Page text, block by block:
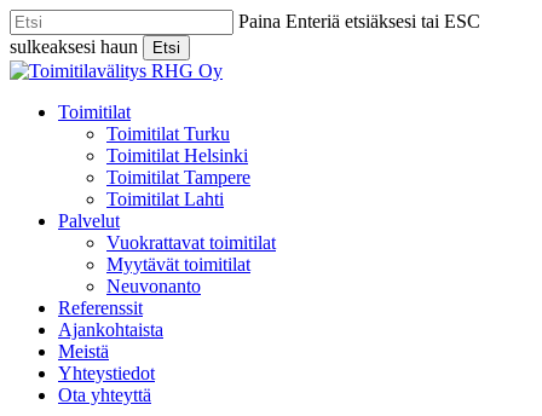
Skip
to
main
content
Paina Enteriä etsiäksesi tai ESC
sulkeaksesi haun
Etsi
Close
Menu
Toimitilat
Toimitilat Turku
Toimitilat Helsinki
Toimitilat Tampere
Toimitilat Lahti
Palvelut
Vuokrattavat toimitilat
Myytävät toimitilat
Neuvonanto
Referenssit
Ajankohtaista
Meistä
Yhteystiedot
Ota yhteyttä